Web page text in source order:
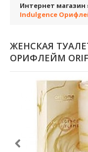
Интернет магазин
Indulgence
ЖЕНСКАЯ
ОРИФЛЕЙМ